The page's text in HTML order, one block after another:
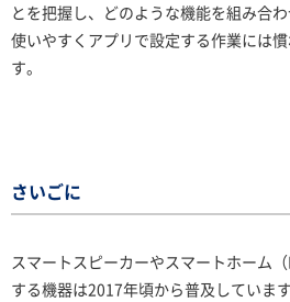
とを把握し、どのような機能を組み合
使いやすくアプリで設定する作業には
す。
さいごに
スマートスピーカーやスマートホーム
する機器は2017年頃から普及していま